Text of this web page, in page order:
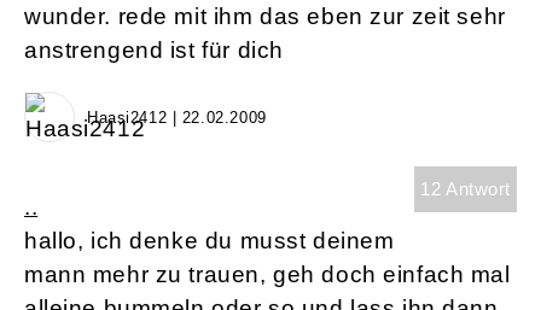
wunder. rede mit ihm das eben zur zeit sehr
anstrengend ist für dich
Haasi2412 | 22.02.2009
12 Antwort
..
hallo, ich denke du musst deinem
mann mehr zu trauen, geh doch einfach mal